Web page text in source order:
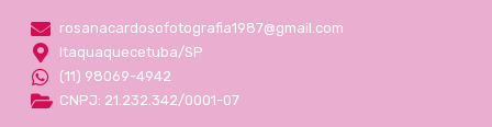
rosanacardosofotografia1987@gmail.com
Itaquaquecetuba/SP
(11) 98069-4942
CNPJ: 21.232.342/0001-07